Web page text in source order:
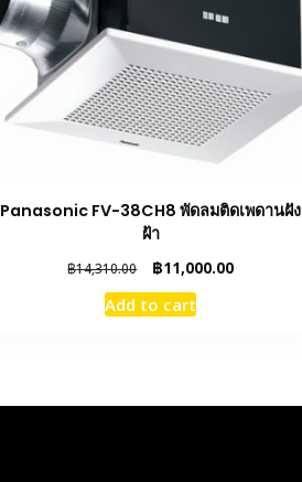
Panasonic FV-38CH8 พัดลมติดเพดานฝัง
ฝ้า
฿14,310.00
Original
price
was:
฿11,000.00Current
Add to cart